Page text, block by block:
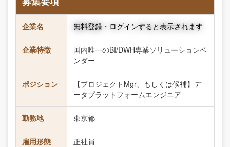
企業名 無料登録・ログインすると表示されます
企業特徴
国内唯一のBI/DWH専業ソリューションベ
ンダー
ポジション
【プロジェクトMgr、もしくは候補】デ
ータプラットフォームエンジニア
勤務地 東京都
雇用形態 正社員